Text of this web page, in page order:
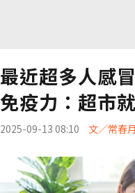
最近超多人感
免疫力：超市
2025-09-13 08:10 文／常春